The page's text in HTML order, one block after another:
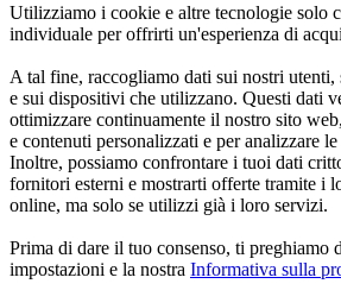
Utilizziamo i cookie e altre tecnologie solo
individuale per offrirti un'esperienza di
A tal fine, raccogliamo dati sui nostri
e sui dispositivi che utilizzano. Questi dati
ottimizzare continuamente il nostro sito
e contenuti personalizzati e per analizzare
Inoltre, possiamo confrontare i tuoi dati
fornitori esterni e mostrarti offerte tramite i
online, ma solo se utilizzi già i loro servizi.
Prima di dare il tuo consenso, ti preghiamo
impostazioni e la nostra Informativa sulla